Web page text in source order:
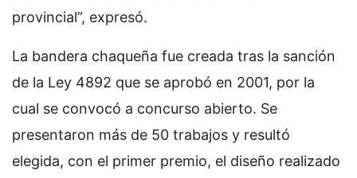
provincial”, expresó.
La bandera chaqueña fue creada tras la sanción
de la Ley 4892 que se aprobó en 2001, por la
cual se convocó a concurso abierto. Se
presentaron más de 50 trabajos y resultó
elegida, con el primer premio, el diseño realizado